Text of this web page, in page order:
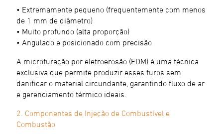
• Extremamente pequeno (frequentemente com menos
de 1 mm de diâmetro)
• Muito profundo (alta proporção)
• Angulado e posicionado com precisão
A microfuração por eletroerosão (EDM) é uma técnica
exclusiva que permite produzir esses furos sem
danificar o material circundante, garantindo fluxo de ar
e gerenciamento térmico ideais.
2. Componentes de Injeção de Combustível e
Combustão